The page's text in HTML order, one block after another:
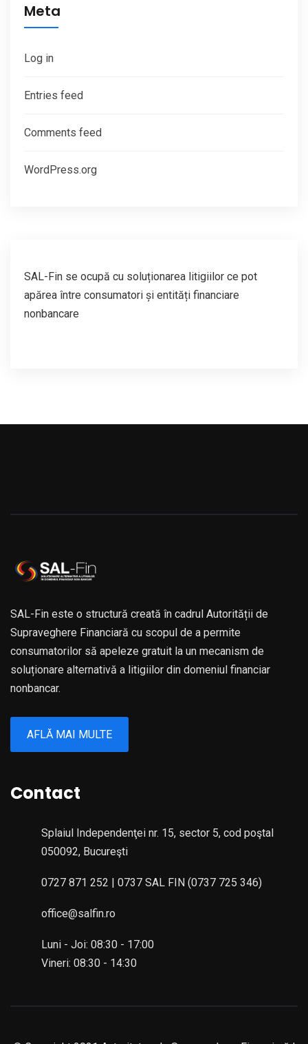
Meta
Log in
Entries feed
Comments feed
WordPress.org
SAL-Fin se ocupă cu soluționarea litigiilor ce pot
apărea între consumatori și entități financiare
nonbancare
SAL-Fin este o structură creată în cadrul Autorității de
Supraveghere Financiară cu scopul de a permite
consumatorilor să apeleze gratuit la un mecanism de
soluționare alternativă a litigiilor din domeniul financiar
nonbancar.
AFLĂ MAI MULTE
Contact
Splaiul Independenţei nr. 15, sector 5, cod poştal
050092, Bucureşti
0727 871 252 | 0737 SAL FIN (0737 725 346)
office@salfin.ro
Luni - Joi: 08:30 - 17:00
Vineri: 08:30 - 14:30